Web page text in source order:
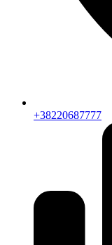
+38220687777